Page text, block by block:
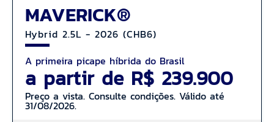
MAVERICK®
Hybrid 2.5L - 2026 (CHB6)
A primeira picape híbrida do Brasil
a partir de R$ 239.900
Preço a vista. Consulte condições. Válido até
31/08/2026.